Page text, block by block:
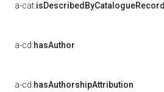
a-cat:isDescribedByCatalogueRecord
a-cd:hasAuthor
a-cd:hasAuthorshipAttribution